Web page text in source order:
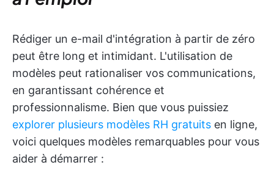
Rédiger un e-mail d'intégration à partir de zéro
peut être long et intimidant. L'utilisation de
modèles peut rationaliser vos communications,
en garantissant cohérence et
professionnalisme. Bien que vous puissiez
explorer plusieurs modèles RH gratuits en ligne,
voici quelques modèles remarquables pour vous
aider à démarrer :